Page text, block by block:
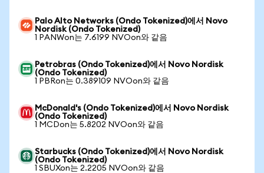
Palo Alto Networks (Ondo Tokenized)에서 Novo
Nordisk (Ondo Tokenized)
1 PANWon는 7.6199 NVOon와 같음
Petrobras (Ondo Tokenized)에서 Novo Nordisk
(Ondo Tokenized)
1 PBRon는 0.389109 NVOon와 같음
McDonald's (Ondo Tokenized)에서 Novo Nordisk
(Ondo Tokenized)
1 MCDon는 5.8202 NVOon와 같음
Starbucks (Ondo Tokenized)에서 Novo Nordisk
(Ondo Tokenized)
1 SBUXon는 2.2205 NVOon와 같음